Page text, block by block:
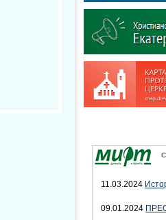
11.03.2024
09.01.2024